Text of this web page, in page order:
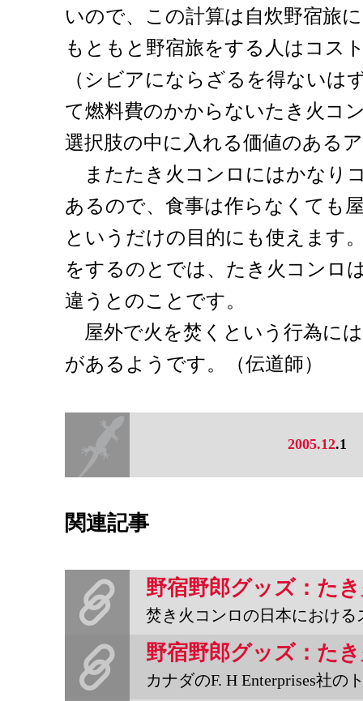
いので、この計算は自炊野宿旅
もともと野宿旅をする人はコス
（シビアにならざるを得ないは
て燃料費のかからないたき火コ
選択肢の中に入れる価値のある
またたき火コンロにはかなり
あるので、食事は作らなくても
というだけの目的にも使えます
をするのとでは、たき火コンロ
違うとのことです。
屋外で火を焚くという行為に
があるようです。（伝道師）
2005.12.1
関連記事
野宿野郎グッズ：た
焚き火コンロの日本におけるスタンダードといえるのがユニフレー
野宿野郎グッズ：た
カナダのF. H Enterprises社のトレックストーヴは、これま